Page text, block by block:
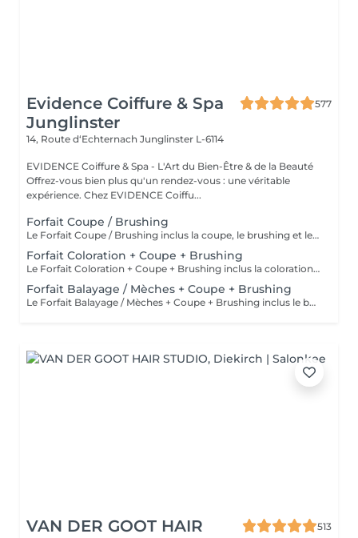
Evidence Coiffure & Spa
Junglinster
577
14, Route d‘Echternach Junglinster L-6114
EVIDENCE Coiffure & Spa - L'Art du Bien-Être & de la Beauté
Offrez-vous bien plus qu'un rendez-vous : une véritable
expérience. Chez EVIDENCE Coiffu...
Forfait Coupe / Brushing
Le Forfait Coupe / Brushing inclus la coupe, le brushing et le shampoing. Le prix pourra varier en fonction de la longueur des cheveux. Pour tout renseignement complémentaire, n'hésitez pas à nous appeler.
Forfait Coloration + Coupe + Brushing
Le Forfait Coloration + Coupe + Brushing inclus la coloration des racines, la coupe, le brushing et le shampoing. Le prix pourra varier en fonction de la longueur des cheveux. Pour tout renseignement complémentaire, n'hésitez pas à nous appeler.
Forfait Balayage / Mèches + Coupe + Brushing
Le Forfait Balayage / Mèches + Coupe + Brushing inclus le balayage, le traitement, la coupe, le brushing, le shampoing et le soin. Le prix pourra varier en fonction de la longueur des cheveux. Pour tout renseignement complémentaire, n'hésitez pas à nous appeler.
VAN DER GOOT HAIR
513